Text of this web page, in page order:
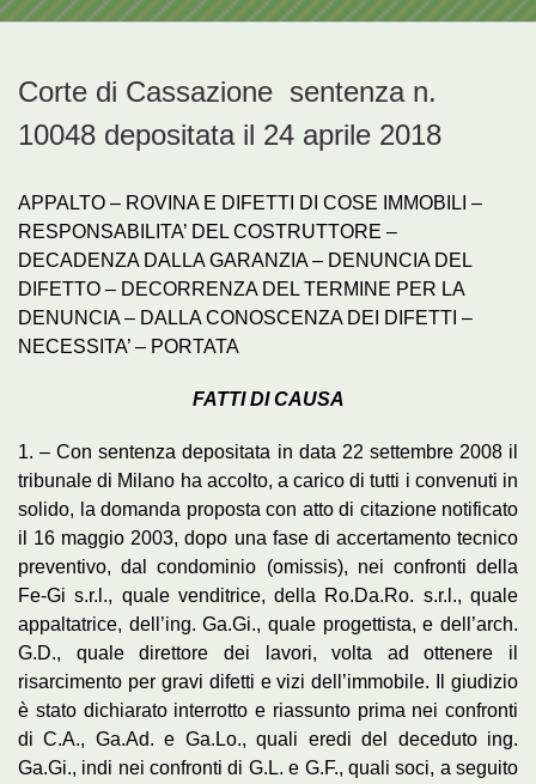
Corte di Cassazione sentenza n.
10048 depositata il 24 aprile 2018
APPALTO – ROVINA E DIFETTI DI COSE IMMOBILI –
RESPONSABILITA’ DEL COSTRUTTORE –
DECADENZA DALLA GARANZIA – DENUNCIA DEL
DIFETTO – DECORRENZA DEL TERMINE PER LA
DENUNCIA – DALLA CONOSCENZA DEI DIFETTI –
NECESSITA’ – PORTATA
FATTI DI CAUSA
1. – Con sentenza depositata in data 22 settembre 2008 il
tribunale di Milano ha accolto, a carico di tutti i convenuti in
solido, la domanda proposta con atto di citazione notificato
il 16 maggio 2003, dopo una fase di accertamento tecnico
preventivo, dal condominio (omissis), nei confronti della
Fe-Gi s.r.l., quale venditrice, della Ro.Da.Ro. s.r.l., quale
appaltatrice, dell’ing. Ga.Gi., quale progettista, e dell’arch.
G.D., quale direttore dei lavori, volta ad ottenere il
risarcimento per gravi difetti e vizi dell’immobile. Il giudizio
è stato dichiarato interrotto e riassunto prima nei confronti
di C.A., Ga.Ad. e Ga.Lo., quali eredi del deceduto ing.
Ga.Gi., indi nei confronti di G.L. e G.F., quali soci, a seguito